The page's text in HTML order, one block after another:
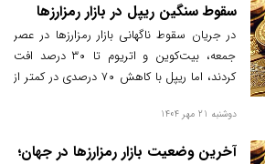
سقوط سنگین ریپل در بازار رمزارزها
در جریان سقوط ناگهانی بازار رمزارزها در عصر
جمعه، بیت‌کوین و اتریوم تا ۳۰ درصد افت
کردند، اما ریپل با کاهش ۷۰ درصدی در کمتر از
رمزارزهای بزرگ به نام خود ثبت کرد.
دوشنبه 21 مهر 1404
آخرین وضعیت بازار رمزارزها در جهان؛